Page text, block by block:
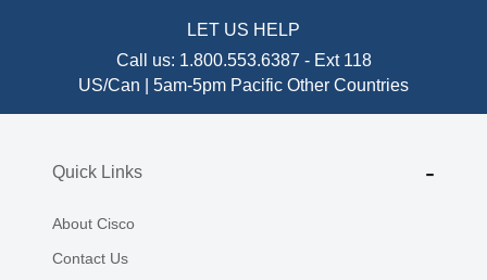
LET US HELP
Call us: 1.800.553.6387 - Ext 118
US/Can | 5am-5pm Pacific Other Countries